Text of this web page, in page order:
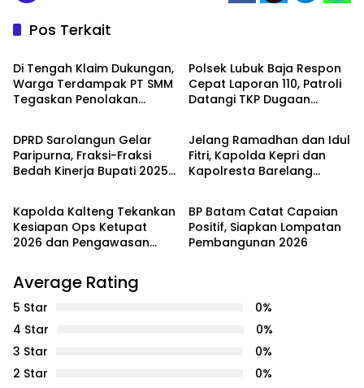
Pos Terkait
PEMERINTAHAN
Di Tengah Klaim Dukungan,
Warga Terdampak PT SMM
Tegaskan Penolakan
Dampaknya”
Polsek Lubuk Baja Respon
Cepat Laporan 110, Patroli
Datangi TKP Dugaan
PEMERINTAHAN
DPRD Sarolangun Gelar
Paripurna, Fraksi-Fraksi
Bedah Kinerja Bupati 2025
PEMERINTAHAN
Jelang Ramadhan dan Idul
Fitri, Kapolda Kepri dan
Kapolresta Barelang
PEMERINTAHAN
Kapolda Kalteng Tekankan
Kesiapan Ops Ketupat
2026 dan Pengawasan
PEMERINTAHAN
BP Batam Catat Capaian
Positif, Siapkan Lompatan
Pembangunan 2026
Average Rating
5 Star
0%
4 Star
0%
3 Star
0%
2 Star
0%